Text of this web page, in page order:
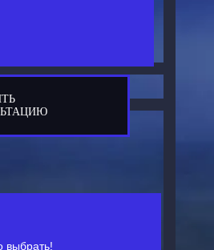
выбрать!